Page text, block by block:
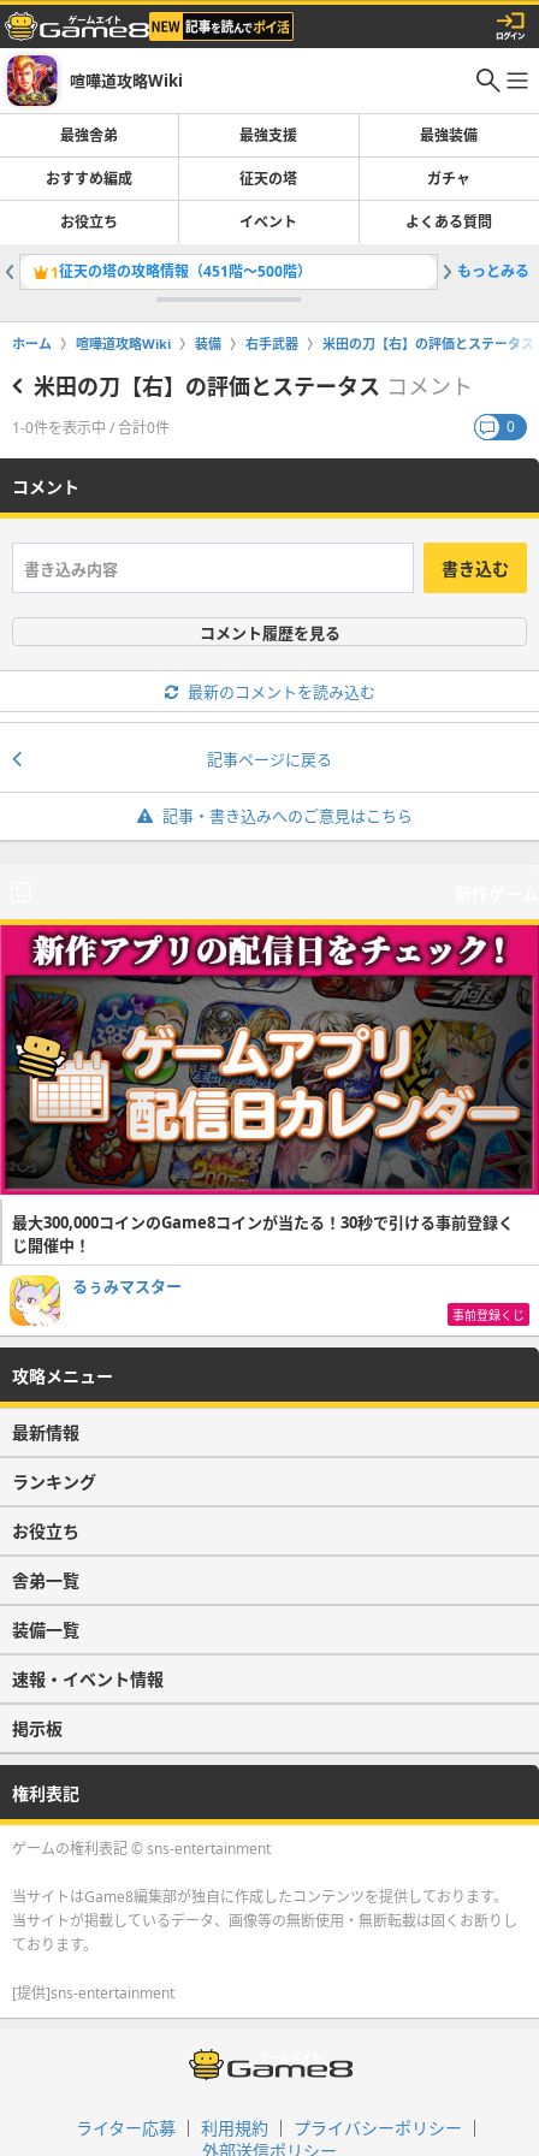
喧嘩道攻略Wiki
最強舎弟 最強支援 最強装備
おすすめ編成 征天の塔 ガチャ
お役立ち イベント よくある質問
1征天の塔の攻略情報（451階〜500階） 2邪神ア
もっとみる
ホーム 喧嘩道攻略Wiki 装備 右手武器 米田の刀【右】の評価とステータス
米田の刀【右】の評価とステータス コメント
1-0件を表示中 / 合計0件 0
コメント
書き込む
コメント履歴を見る
最新のコメントを読み込む
記事ページに戻る
記事・書き込みへのご意見はこちら
最大300,000コインのGame8コインが当たる！30秒で引ける事前登録く
じ開催中！
るぅみマスター
事前登録くじ
攻略メニュー
最新情報
ランキング
お役立ち
舎弟一覧
装備一覧
速報・イベント情報
掲示板
権利表記
ゲームの権利表記 © sns-entertainment
当サイトはGame8編集部が独自に作成したコンテンツを提供しております。
当サイトが掲載しているデータ、画像等の無断使用・無断転載は固くお断りし
ております。
[提供]sns-entertainment
ライター応募 利用規約
プライバシーポリシー
外部送信ポリシー